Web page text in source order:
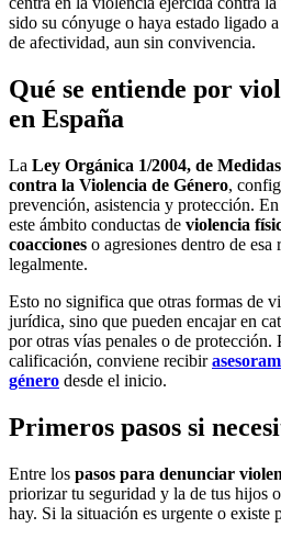
sido su cónyuge o haya estado ligado
de afectividad, aun sin convivencia.
Qué se entiende por
en España
La Ley Orgánica 1/2004, de
contra la Violencia de Género,
prevención, asistencia y protección.
este ámbito conductas de violencia
coacciones o agresiones dentro de
legalmente.
Esto no significa que otras formas de
jurídica, sino que pueden encajar en
por otras vías penales o de protección.
calificación, conviene recibir
género desde el inicio.
Primeros pasos si
Entre los pasos para denunciar
priorizar tu seguridad y la de tus hijos
hay. Si la situación es urgente o existe